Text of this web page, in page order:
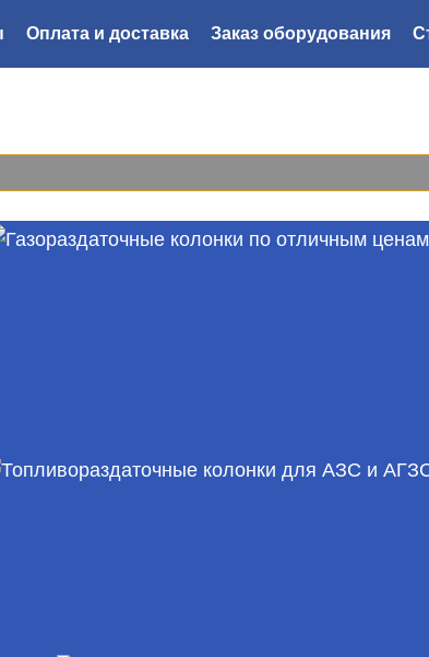
Оплата и доставка Заказ оборудования